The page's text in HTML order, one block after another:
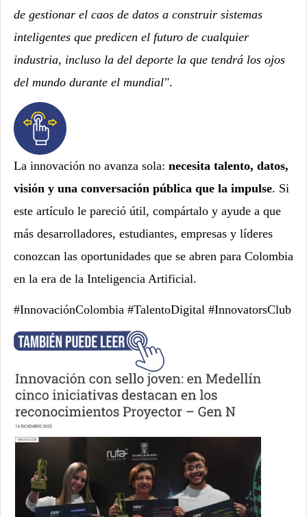
de gestionar el caos de datos a construir sistemas
inteligentes que predicen el futuro de cualquier
industria, incluso la del deporte la que tendrá los ojos
del mundo durante el mundial".
La innovación no avanza sola: necesita talento, datos,
visión y una conversación pública que la impulse. Si
este artículo le pareció útil, compártalo y ayude a que
más desarrolladores, estudiantes, empresas y líderes
conozcan las oportunidades que se abren para Colombia
en la era de la Inteligencia Artificial.
#InnovaciónColombia #TalentoDigital #InnovatorsClub